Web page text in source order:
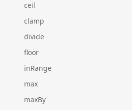
ceil
clamp
divide
floor
inRange
max
maxBy